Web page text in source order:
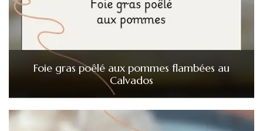
Foie gras poêlé aux pommes flambées au
Calvados